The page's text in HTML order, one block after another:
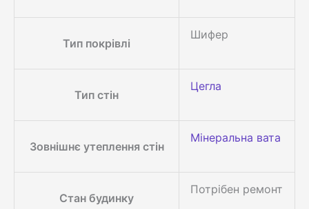
Тип покрівлі
Шифер
Тип стін
Цегла
Зовнішнє утеплення стін
Мінеральна вата
Стан будинку
Потрібен ремонт